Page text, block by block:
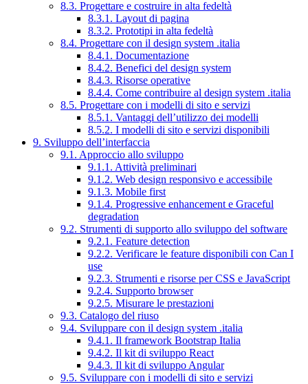
8.3. Progettare e costruire in alta fedeltà
8.3.1. Layout di pagina
8.3.2. Prototipi in alta fedeltà
8.4. Progettare con il design system .italia
8.4.1. Documentazione
8.4.2. Benefici del design system
8.4.3. Risorse operative
8.4.4. Come contribuire al design system .italia
8.5. Progettare con i modelli di sito e servizi
8.5.1. Vantaggi dell’utilizzo dei modelli
8.5.2. I modelli di sito e servizi disponibili
9. Sviluppo dell’interfaccia
9.1. Approccio allo sviluppo
9.1.1. Attività preliminari
9.1.2. Web design responsivo e accessibile
9.1.3. Mobile first
9.1.4. Progressive enhancement e Graceful
degradation
9.2. Strumenti di supporto allo sviluppo del software
9.2.1. Feature detection
9.2.2. Verificare le feature disponibili con Can I
use
9.2.3. Strumenti e risorse per CSS e JavaScript
9.2.4. Supporto browser
9.2.5. Misurare le prestazioni
9.3. Catalogo del riuso
9.4. Sviluppare con il design system .italia
9.4.1. Il framework Bootstrap Italia
9.4.2. Il kit di sviluppo React
9.4.3. Il kit di sviluppo Angular
9.5. Sviluppare con i modelli di sito e servizi